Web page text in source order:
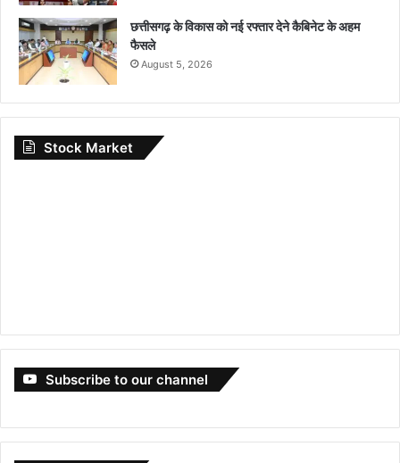
छत्तीसगढ़ के विकास को नई रफ्तार देने कैबिनेट के अहम
फैसले
August 5, 2026
Stock Market
Subscribe to our channel